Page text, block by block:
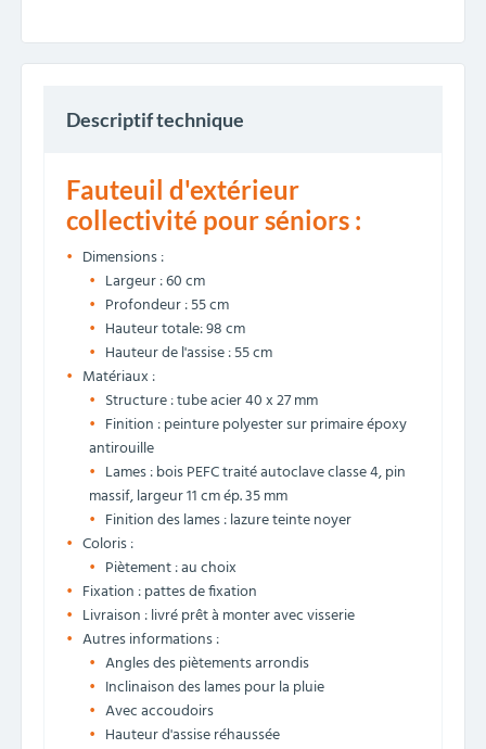
Descriptif technique
Fauteuil d'extérieur
collectivité pour séniors :
Dimensions :
Largeur : 60 cm
Profondeur : 55 cm
Hauteur totale: 98 cm
Hauteur de l'assise : 55 cm
Matériaux :
Structure : tube acier 40 x 27 mm
Finition : peinture polyester sur primaire époxy
antirouille
Lames : bois PEFC traité autoclave classe 4, pin
massif, largeur 11 cm ép. 35 mm
Finition des lames : lazure teinte noyer
Coloris :
Piètement : au choix
Fixation : pattes de fixation
Livraison : livré prêt à monter avec visserie
Autres informations :
Angles des piètements arrondis
Inclinaison des lames pour la pluie
Avec accoudoirs
Hauteur d'assise réhaussée